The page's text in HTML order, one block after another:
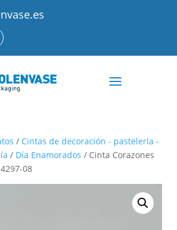
/ Cintas de decoración - pastelería -
/ Día Enamorados / Cinta Corazones
08